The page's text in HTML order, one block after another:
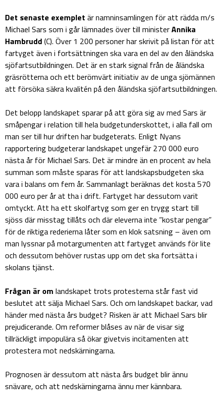
Det senaste exemplet är namninsamlingen för att rädda m/s
Michael Sars som i går lämnades över till ministerAnnika
Hambrudd(C). Över 1 200 personer har skrivit på listan för att
fartyget även i fortsättningen ska vara en del av den åländska
sjöfartsutbildningen. Det är en stark signal från de åländska
gräsrötterna och ett berömvärt initiativ av de unga sjömännen
att försöka säkra kvalitén på den åländska sjöfartsutbildningen.
Det belopp landskapet sparar på att göra sig av med Sars är
småpengar i relation till hela budgetunderskottet, i alla fall om
man ser till hur driften har budgeterats. Enligt Nyans
rapportering budgeterar landskapet ungefär 270 000 euro
nästa år för Michael Sars. Det är mindre än en procent av hela
summan som måste sparas för att landskapsbudgeten ska
vara i balans om fem år. Sammanlagt beräknas det kosta 570
000 euro per år at tha i drift. Fartyget har dessutom varit
omtyckt. Att ha ett skolfartyg som ger en trygg start till
sjöss där misstag tillåts och där eleverna inte ”kostar pengar”
för de riktiga rederierna låter som en klok satsning – även om
man lyssnar på motargumenten att fartyget används för lite
och dessutom behöver rustas upp om det ska fortsätta i
skolans tjänst.
Frågan är om landskapet trots protesterna står fast vid
beslutet att sälja Michael Sars. Och om landskapet backar, vad
händer med nästa års budget? Risken är att Michael Sars blir
prejudicerande. Om reformer blåses av när de visar sig
tillräckligt impopulära så ökar givetvis incitamenten att
protestera mot nedskärningarna.
Prognosen är dessutom att nästa års budget blir ännu
snävare, och att nedskärningarna ännu mer kännbara.